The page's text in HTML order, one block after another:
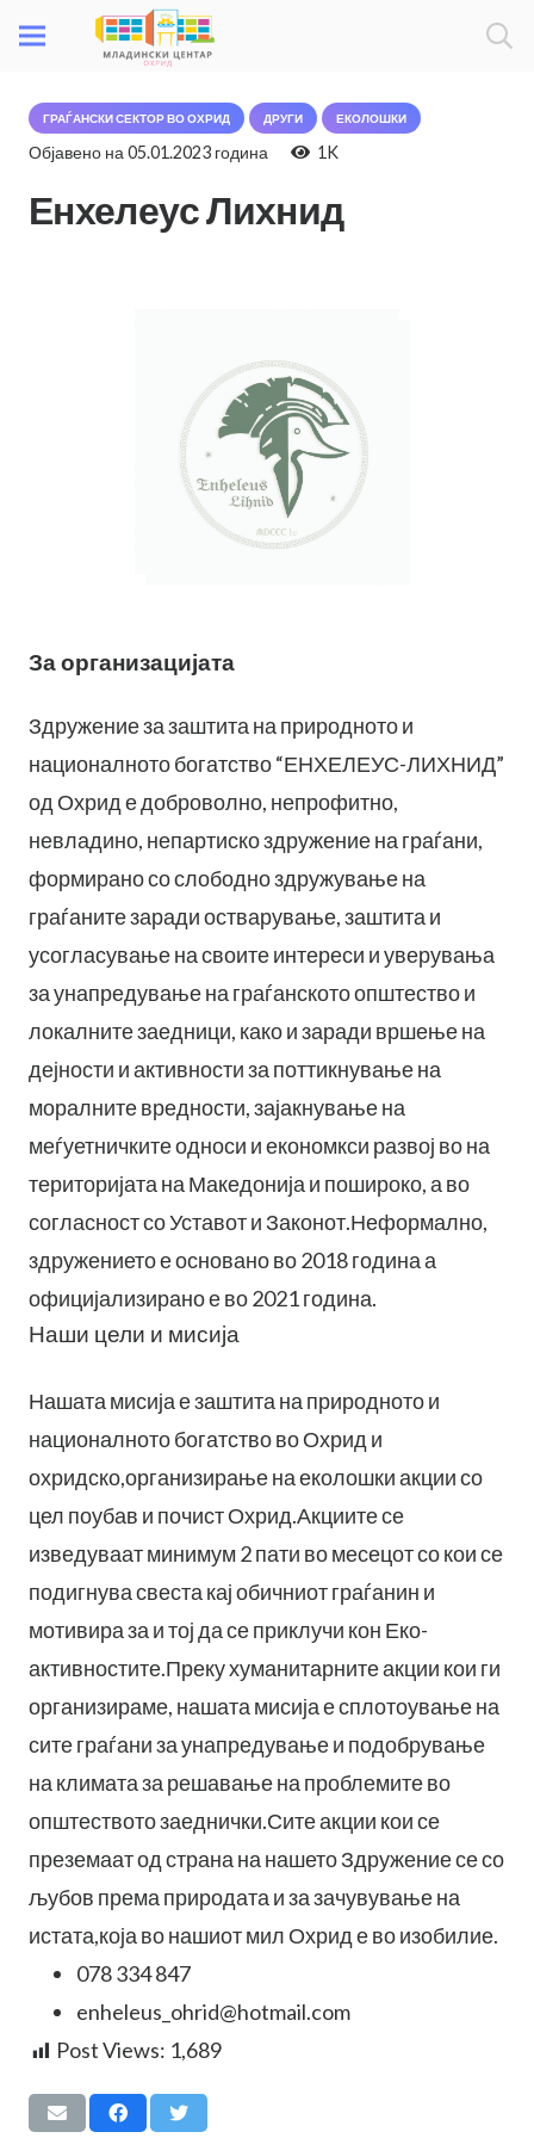
ГРАЃАНСКИ СЕКТОР ВО ОХРИД ДРУГИ ЕКОЛОШКИ
Објавено на 05.01.2023 година 1K
Енхелеус Лихнид
За организацијата
Здружение за заштита на природното и
националното богатство “ЕНХЕЛЕУС-ЛИХНИД”
од Охрид е доброволно, непрофитно,
невладино, непартиско здружение на граѓани,
формирано со слободно здружување на
граѓаните заради остварување, заштита и
усогласување на своите интереси и уверувања
за унапредување на граѓанското општество и
локалните заедници, како и заради вршење на
дејности и активности за поттикнување на
моралните вредности, зајакнување на
меѓуетничките односи и економкси развој во на
територијата на Македонија и пошироко, а во
согласност со Уставот и Законот.Неформално,
здружението е основано во 2018 година а
официјализирано е во 2021 година.
Наши цели и мисија
Нашата мисија е заштита на природното и
националното богатство во Охрид и
охридско,организирање на еколошки акции со
цел поубав и почист Охрид.Акциите се
изведуваат минимум 2 пати во месецот со кои се
подигнува свеста кај обичниот граѓанин и
мотивира за и тој да се приклучи кон Еко-
активностите.Преку хуманитарните акции кои ги
организираме, нашата мисија е сплотоување на
сите граѓани за унапредување и подобрување
на климата за решавање на проблемите во
општеството заеднички.Сите акции кои се
преземаат од страна на нашето Здружение се со
љубов према природата и за зачувување на
истата,која во нашиот мил Охрид е во изобилие.
078 334 847
enheleus_ohrid@hotmail.com
Post Views: 1,689